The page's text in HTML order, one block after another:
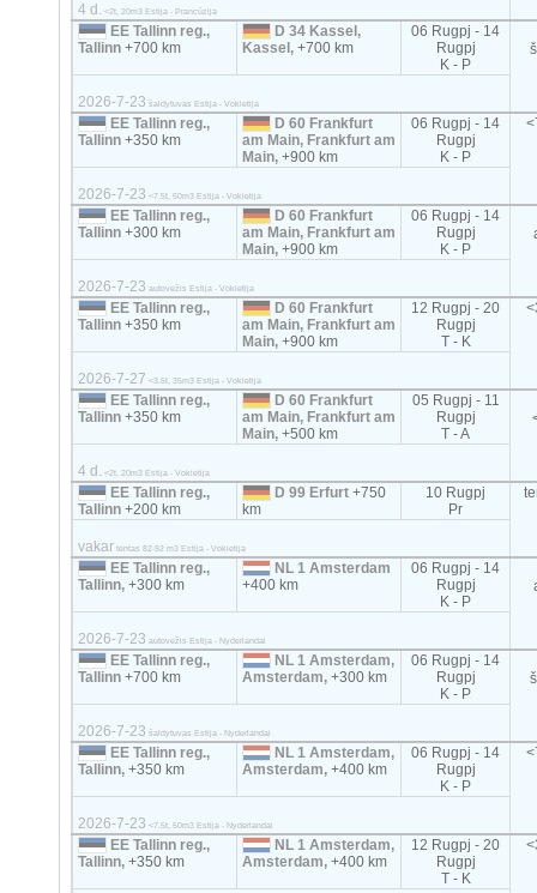
4 d. <2t, 20m3 Estija - Prancūzija
EE Tallinn reg.,
Tallinn+700 km
D 34 Kassel,
Kassel,+700 km
06 Rugpj - 14
Rugpj
K - P
2026-7-23 šaldytuvas Estija - Vokietija
EE Tallinn reg.,
Tallinn+350 km
D 60 Frankfurt
am Main, Frankfurt am
Main,+900 km
06 Rugpj - 14
Rugpj
K - P
2026-7-23 <7.5t, 50m3 Estija - Vokietija
EE Tallinn reg.,
Tallinn+300 km
D 60 Frankfurt
am Main, Frankfurt am
Main,+900 km
06 Rugpj - 14
Rugpj
K - P
2026-7-23 autovežis Estija - Vokietija
EE Tallinn reg.,
Tallinn+350 km
D 60 Frankfurt
am Main, Frankfurt am
Main,+900 km
12 Rugpj - 20
Rugpj
T - K
2026-7-27 <3.5t, 35m3 Estija - Vokietija
EE Tallinn reg.,
Tallinn+350 km
D 60 Frankfurt
am Main, Frankfurt am
Main,+500 km
05 Rugpj - 11
Rugpj
T - A
4 d. <2t, 20m3 Estija - Vokietija
EE Tallinn reg.,
Tallinn+200 km
D 99 Erfurt+750
km
10 Rugpj
Pr
vakar tentas 82-92 m3 Estija - Vokietija
EE Tallinn reg.,
Tallinn,+300 km
NL 1 Amsterdam
+400 km
06 Rugpj - 14
Rugpj
K - P
2026-7-23 autovežis Estija - Nyderlandai
EE Tallinn reg.,
Tallinn+700 km
NL 1 Amsterdam,
Amsterdam,+300 km
06 Rugpj - 14
Rugpj
K - P
2026-7-23 šaldytuvas Estija - Nyderlandai
EE Tallinn reg.,
Tallinn,+350 km
NL 1 Amsterdam,
Amsterdam,+400 km
06 Rugpj - 14
Rugpj
K - P
2026-7-23 <7.5t, 50m3 Estija - Nyderlandai
EE Tallinn reg.,
Tallinn,+350 km
NL 1 Amsterdam,
Amsterdam,+400 km
12 Rugpj - 20
Rugpj
T - K